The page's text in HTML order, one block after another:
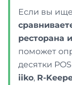
Если вы
ресторана
поможет
десятки
iiko, R-